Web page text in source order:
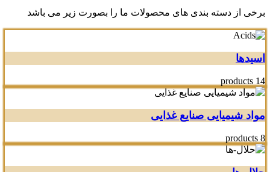
برخی از دسته بندی های محصولات ما را بصورت زیر می باشد
اسیدها
14 products
مواد شیمیایی صنایع غذایی
8 products